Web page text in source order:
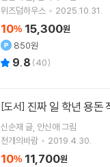
위즈덤하우스
2025.10.31.
10% 15,300원
850원
9.8 (40)
[도서] 진짜 일 학년 용돈
신순재 글 안신애그림
천개의바람
2019.4.30.
10% 11,700원